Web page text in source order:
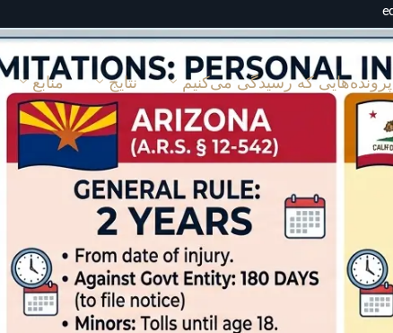
پرونده‌هایی که رسیدگی می‌کنیم نتایج منابع